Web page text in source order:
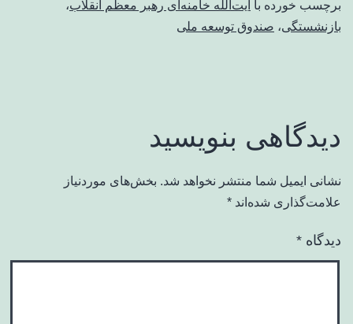
برچسب خورده با آیت‌الله خامنه‌ای رهبر معظم انقلاب،
بازنشستگی، صندوق توسعه ملی
دیدگاهی بنویسید
نشانی ایمیل شما منتشر نخواهد شد. بخش‌های موردنیاز
علامت‌گذاری شده‌اند *
دیدگاه *